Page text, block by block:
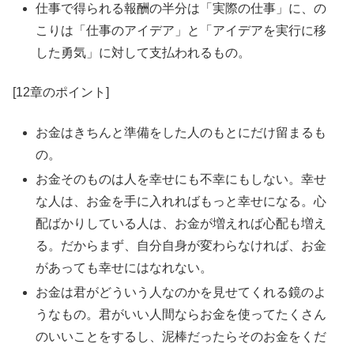
仕事で得られる報酬の半分は「実際の仕事」に、の
こりは「仕事のアイデア」と「アイデアを実行に移
した勇気」に対して支払われるもの。
[12章のポイント]
お金はきちんと準備をした人のもとにだけ留まるも
の。
お金そのものは人を幸せにも不幸にもしない。幸せ
な人は、お金を手に入れればもっと幸せになる。心
配ばかりしている人は、お金が増えれば心配も増え
る。だからまず、自分自身が変わらなければ、お金
があっても幸せにはなれない。
お金は君がどういう人なのかを見せてくれる鏡のよ
うなもの。君がいい人間ならお金を使ってたくさん
のいいことをするし、泥棒だったらそのお金をくだ